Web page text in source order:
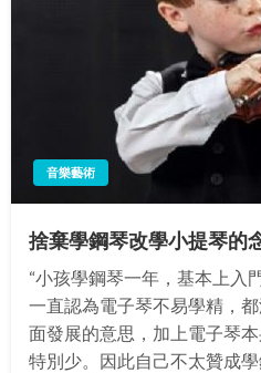
音樂藝術
捨棄學鋼琴改學小提琴的
“小孩學鋼琴一年，基本上入
一直認為電子琴不易學精，
面發展的意思，加上電子琴
特別少。因此自己不太贊成